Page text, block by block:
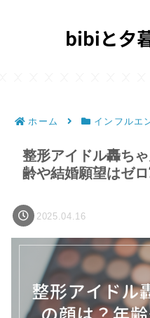
ホーム インフルエ
整形アイドル轟ち
齢や結婚願望はゼ
2025.04.16